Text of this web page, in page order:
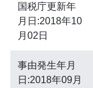
国税庁更新年
月日:2018年10
月02日
事由発生年月
日:2018年09月